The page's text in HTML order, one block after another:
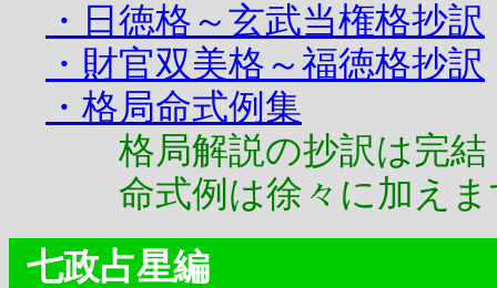
・日徳格～玄武当権格抄訳
・財官双美格～福徳格抄訳
・格局命式例集
格局解説の抄訳は完結
命式例は徐々に加えま
七政占星編